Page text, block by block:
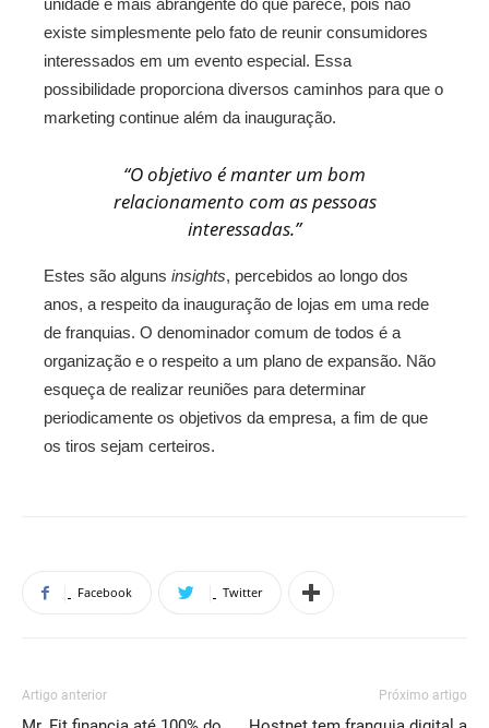
unidade é mais abrangente do que parece, pois não
existe simplesmente pelo fato de reunir consumidores
interessados em um evento especial. Essa
possibilidade proporciona diversos caminhos para que o
marketing continue além da inauguração.
“O objetivo é manter um bom
relacionamento com as pessoas
interessadas.”
Estes são alguns insights, percebidos ao longo dos
anos, a respeito da inauguração de lojas em uma rede
de franquias. O denominador comum de todos é a
organização e o respeito a um plano de expansão. Não
esqueça de realizar reuniões para determinar
periodicamente os objetivos da empresa, a fim de que
os tiros sejam certeiros.
Facebook Twitter
Artigo anterior Próximo artigo